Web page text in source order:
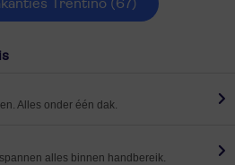
Trentino (67)
Alles onder één dak.
alles binnen handbereik.